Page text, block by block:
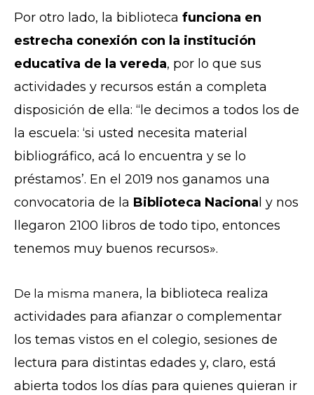
Por otro lado, la biblioteca funciona en
estrecha conexión con la institución
educativa de la vereda, por lo que sus
actividades y recursos están a completa
disposición de ella: “le decimos a todos los de
la escuela: ‘si usted necesita material
bibliográfico, acá lo encuentra y se lo
préstamos’. En el 2019 nos ganamos una
convocatoria de la Biblioteca Nacional y nos
llegaron 2100 libros de todo tipo, entonces
tenemos muy buenos recursos».
De la misma manera, la biblioteca realiza
actividades para afianzar o complementar
los temas vistos en el colegio, sesiones de
lectura para distintas edades y, claro, está
abierta todos los días para quienes quieran ir